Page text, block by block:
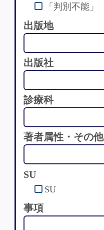
「判別不能」
出版地
出版社
診療科
著者属性・その他
SU
SU
事項